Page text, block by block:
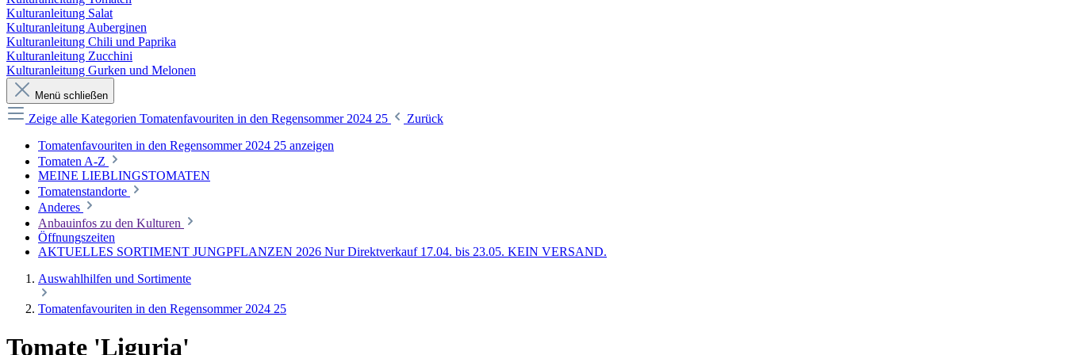
Kulturanleitung Salat
Kulturanleitung Auberginen
Kulturanleitung Chili und Paprika
Kulturanleitung Zucchini
Kulturanleitung Gurken und Melonen
Menü schließen
Zeige alle Kategorien Tomatenfavouriten in den Regensommer 2024 25
Zurück
Tomatenfavouriten in den Regensommer 2024 25 anzeigen
Tomaten A-Z
MEINE LIEBLINGSTOMATEN
Tomatenstandorte
Anderes
Anbauinfos zu den Kulturen
Öffnungszeiten
AKTUELLES SORTIMENT JUNGPFLANZEN 2026 Nur Direktverkauf 17.04. bis 23.05. KEIN VERSAND.
Auswahlhilfen und Sortimente
Tomatenfavouriten in den Regensommer 2024 25
Tomate 'Liguria'